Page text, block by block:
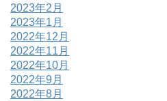
2023年2月
2023年1月
2022年12月
2022年11月
2022年10月
2022年9月
2022年8月